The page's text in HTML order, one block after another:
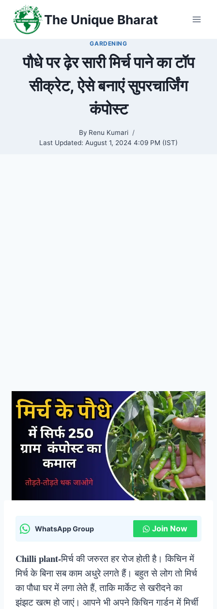
content
The Unique Bharat
GARDENING
पौधे पर ढ़ेर सारी मिर्च पाने का टॉप
सीक्रेट, ऐसे बनाएं सुपरचार्जिंग
कंपोस्ट
By Renu Kumari
Last Updated: August 1, 2024 4:09 PM (IST)
WhatsApp Group Join Now
Chilli plant-मिर्च की जरुरत हर रोज होती है। किचिन में
मिर्च के बिना सब काम अधुरे लगते हैं। बहुत से लोग तो मिर्च
का पौधा घर में लगा लेते हैं, ताकि मार्केट से खरीदने का
झंझट खत्म हो जाएं। आपने भी अपने किचिन गार्डन में मिर्ची